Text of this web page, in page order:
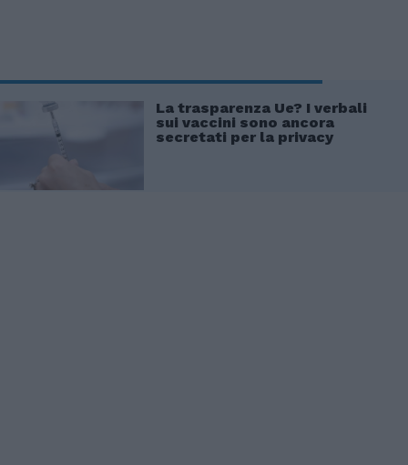
La trasparenza Ue? I verbali
sui vaccini sono ancora
secretati per la privacy